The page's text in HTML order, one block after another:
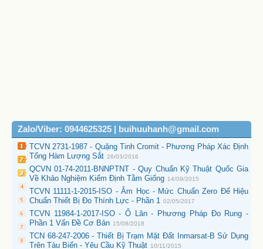
Zalo/Viber: 0944625325 | buihuuhanh@gmail.com
TCVN 2731-1987 - Quặng Tinh Cromit - Phương Pháp Xác Định
Tổng Hàm Lượng Sắt 26/03/2016
QCVN 01-74-2011-BNNPTNT - Quy Chuẩn Kỹ Thuật Quốc Gia
Về Khảo Nghiệm Kiểm Định Tằm Giống 14/09/2015
TCVN 11111-1-2015-ISO - Âm Học - Mức Chuẩn Zero Để Hiệu
Chuẩn Thiết Bị Đo Thính Lực - Phần 1
02/05/2017
TCVN 11984-1-2017-ISO - Ổ Lăn - Phương Pháp Đo Rung -
Phần 1 Vấn Đề Cơ Bản 15/08/2018
TCN 68-247-2006 - Thiết Bị Trạm Mặt Đất Inmarsat-B Sử Dụng
Trên Tàu Biển - Yêu Cầu Kỹ Thuật 10/11/2015